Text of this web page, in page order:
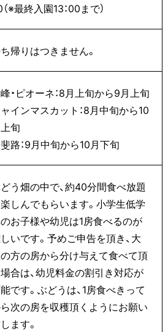
※最終入園13：00まで）
帰りはつきません。
・ピオーネ：8月上旬から9月上旬
インマスカット：8月中旬から10
旬
路：9月中旬から10月下旬
う畑の中で、約40分間食べ放題
しんでもらいます。小学生低学
お子様や幼児は1房食べるのが
いです。予めご申告を頂き、大
方の房から分け与えて食べて頂
場合は、幼児料金の割引き対応が
です。ぶどうは、1房食べきって
次の房を収穫頂くようにお願い
ます。